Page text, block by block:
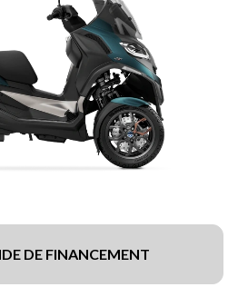
DE FINANCEMENT